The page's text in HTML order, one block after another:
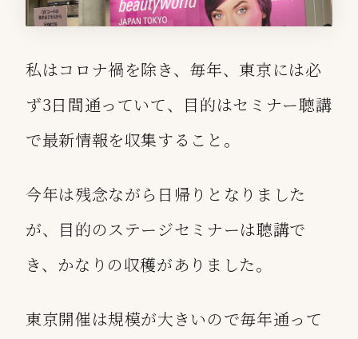
私はコロナ禍を除き、毎年、東京には必
ず3日間通っていて、目的はセミナー聴講
で最新情報を収集すること。
今年は残念ながら日帰りとなりました
が、目的のステージセミナーは聴講で
き、かなりの収穫がありました。
東京開催は規模が大きいので毎年通って